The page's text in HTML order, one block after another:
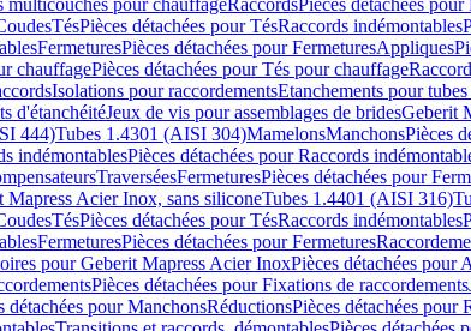
multicouches pour chauffageRaccordsPièces détachées pour
TésPièces détachées pour TésRaccords indémontables
FermeturesPièces détachées pour FermeturesAppliques
chauffagePièces détachées pour Tés pour chauffage
Isolations pour raccordementsEtanchements pour
d'étanchéitéJeux de vis pour assemblages de bridesGeberit
444)Tubes 1.4301 (AISI 304)MamelonsManchonsPièces
indémontablesPièces détachées pour Raccords
TraverséesFermeturesPièces détachées pour
Mapress Acier Inox, sans siliconeTubes 1.4401 (AISI 316)
TésPièces détachées pour TésRaccords indémontables
FermeturesPièces détachées pour Fermetures
pour Geberit Mapress Acier InoxPièces détachées pour
Pièces détachées pour Fixations de raccordements
détachées pour ManchonsRéductionsPièces détachées pour